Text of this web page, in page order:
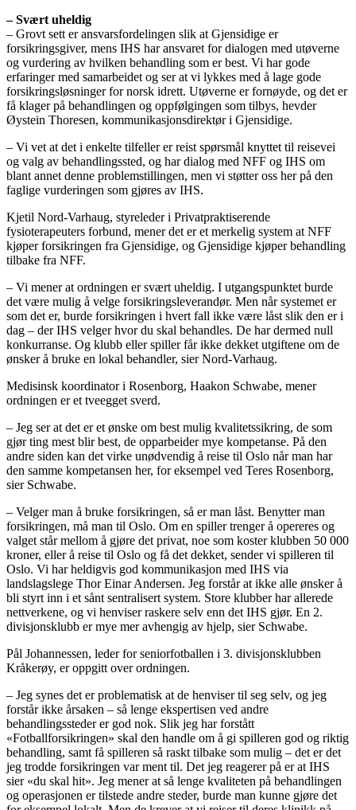
– Svært uheldig
– Grovt sett er ansvarsfordelingen slik at Gjensidige er
forsikringsgiver, mens IHS har ansvaret for dialogen med utøverne
og vurdering av hvilken behandling som er best. Vi har gode
erfaringer med samarbeidet og ser at vi lykkes med å lage gode
forsikringsløsninger for norsk idrett. Utøverne er fornøyde, og det er
få klager på behandlingen og oppfølgingen som tilbys, hevder
Øystein Thoresen, kommunikasjonsdirektør i Gjensidige.
– Vi vet at det i enkelte tilfeller er reist spørsmål knyttet til reisevei
og valg av behandlingssted, og har dialog med NFF og IHS om
blant annet denne problemstillingen, men vi støtter oss her på den
faglige vurderingen som gjøres av IHS.
Kjetil Nord-Varhaug, styreleder i Privatpraktiserende
fysioterapeuters forbund, mener det er et merkelig system at NFF
kjøper forsikringen fra Gjensidige, og Gjensidige kjøper behandling
tilbake fra NFF.
– Vi mener at ordningen er svært uheldig. I utgangspunktet burde
det være mulig å velge forsikringsleverandør. Men når systemet er
som det er, burde forsikringen i hvert fall ikke være låst slik den er i
dag – der IHS velger hvor du skal behandles. De har dermed null
konkurranse. Og klubb eller spiller får ikke dekket utgiftene om de
ønsker å bruke en lokal behandler, sier Nord-Varhaug.
Medisinsk koordinator i Rosenborg, Haakon Schwabe, mener
ordningen er et tveegget sverd.
– Jeg ser at det er et ønske om best mulig kvalitetssikring, de som
gjør ting mest blir best, de opparbeider mye kompetanse. På den
andre siden kan det virke unødvendig å reise til Oslo når man har
den samme kompetansen her, for eksempel ved Teres Rosenborg,
sier Schwabe.
– Velger man å bruke forsikringen, så er man låst. Benytter man
forsikringen, må man til Oslo. Om en spiller trenger å opereres og
valget står mellom å gjøre det privat, noe som koster klubben 50 000
kroner, eller å reise til Oslo og få det dekket, sender vi spilleren til
Oslo. Vi har heldigvis god kommunikasjon med IHS via
landslagslege Thor Einar Andersen. Jeg forstår at ikke alle ønsker å
bli styrt inn i et sånt sentralisert system. Store klubber har allerede
nettverkene, og vi henviser raskere selv enn det IHS gjør. En 2.
divisjonsklubb er mye mer avhengig av hjelp, sier Schwabe.
Pål Johannessen, leder for seniorfotballen i 3. divisjonsklubben
Kråkerøy, er oppgitt over ordningen.
– Jeg synes det er problematisk at de henviser til seg selv, og jeg
forstår ikke årsaken – så lenge ekspertisen ved andre
behandlingssteder er god nok. Slik jeg har forstått
«Fotballforsikringen» skal den handle om å gi spilleren god og riktig
behandling, samt få spilleren så raskt tilbake som mulig – det er det
jeg trodde forsikringen var ment til. Det jeg reagerer på er at IHS
sier «du skal hit». Jeg mener at så lenge kvaliteten på behandlingen
og operasjonen er tilstede andre steder, burde man kunne gjøre det